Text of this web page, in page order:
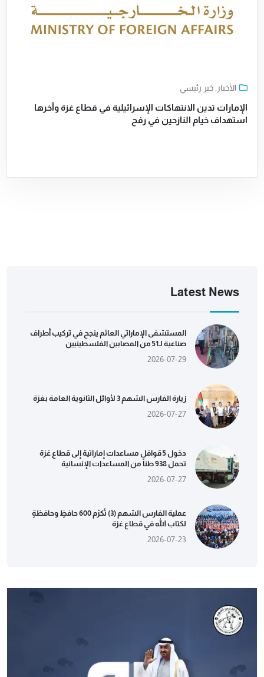
الأخبار ,خبر رئيسي
الإمارات تدين الانتهاكات الإسرائيلية في قطاع غزة وآخرها
استهداف خيام النازحين في رفح
Latest News
المستشفى الإماراتي العائم ينجح في تركيب أطراف
صناعية لـ51 من المصابين الفلسطينيين
2026-07-29
زيارة الفارس الشهم 3 لأوائل الثانوية العامة بغزة
2026-07-27
دخول 5 قوافل مساعدات إماراتية إلى قطاع غزة
تحمل 938 طناً من المساعدات الإنسانية
2026-07-27
عملية الفارس الشهم (3) تُكرّم 600 حافظٍ وحافظةٍ
لكتاب الله في قطاع غزة
2026-07-23